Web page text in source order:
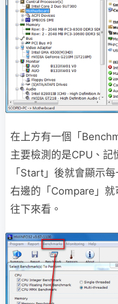
在上方有一個「
主要檢測的是CPU、
「Start」後就會顯示
右邊的「Compare」就
往下來看。